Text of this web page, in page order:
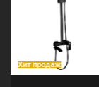
Хит продаж